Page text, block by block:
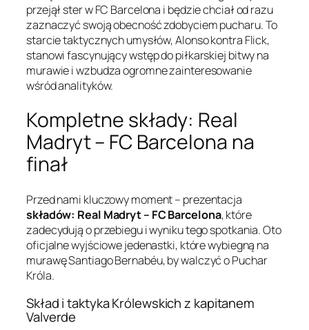
przejął ster w FC Barcelona i będzie chciał od razu
zaznaczyć swoją obecność zdobyciem pucharu. To
starcie taktycznych umysłów, Alonso kontra Flick,
stanowi fascynujący wstęp do piłkarskiej bitwy na
murawie i wzbudza ogromne zainteresowanie
wśród analityków.
Kompletne składy: Real
Madryt – FC Barcelona na
finał
Przed nami kluczowy moment – prezentacja
składów: Real Madryt – FC Barcelona, które
zadecydują o przebiegu i wyniku tego spotkania. Oto
oficjalne wyjściowe jedenastki, które wybiegną na
murawę Santiago Bernabéu, by walczyć o Puchar
Króla.
Skład i taktyka Królewskich z kapitanem
Valverde